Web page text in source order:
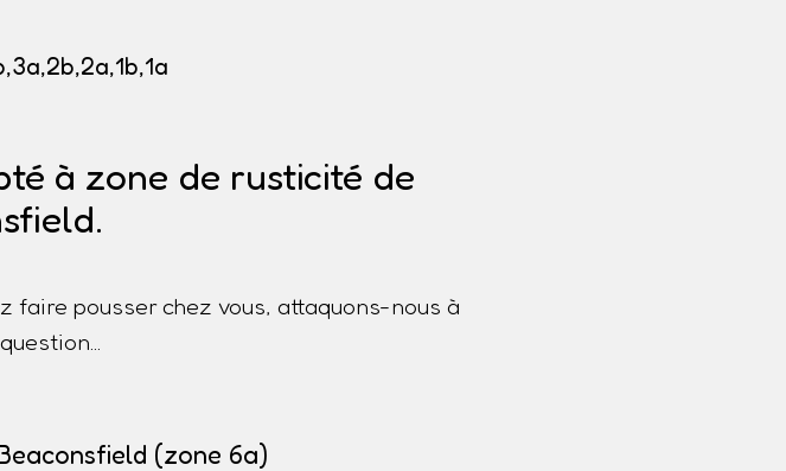
à zone de rusticité de
faire pousser chez vous, attaquons-nous à
(zone 6a)